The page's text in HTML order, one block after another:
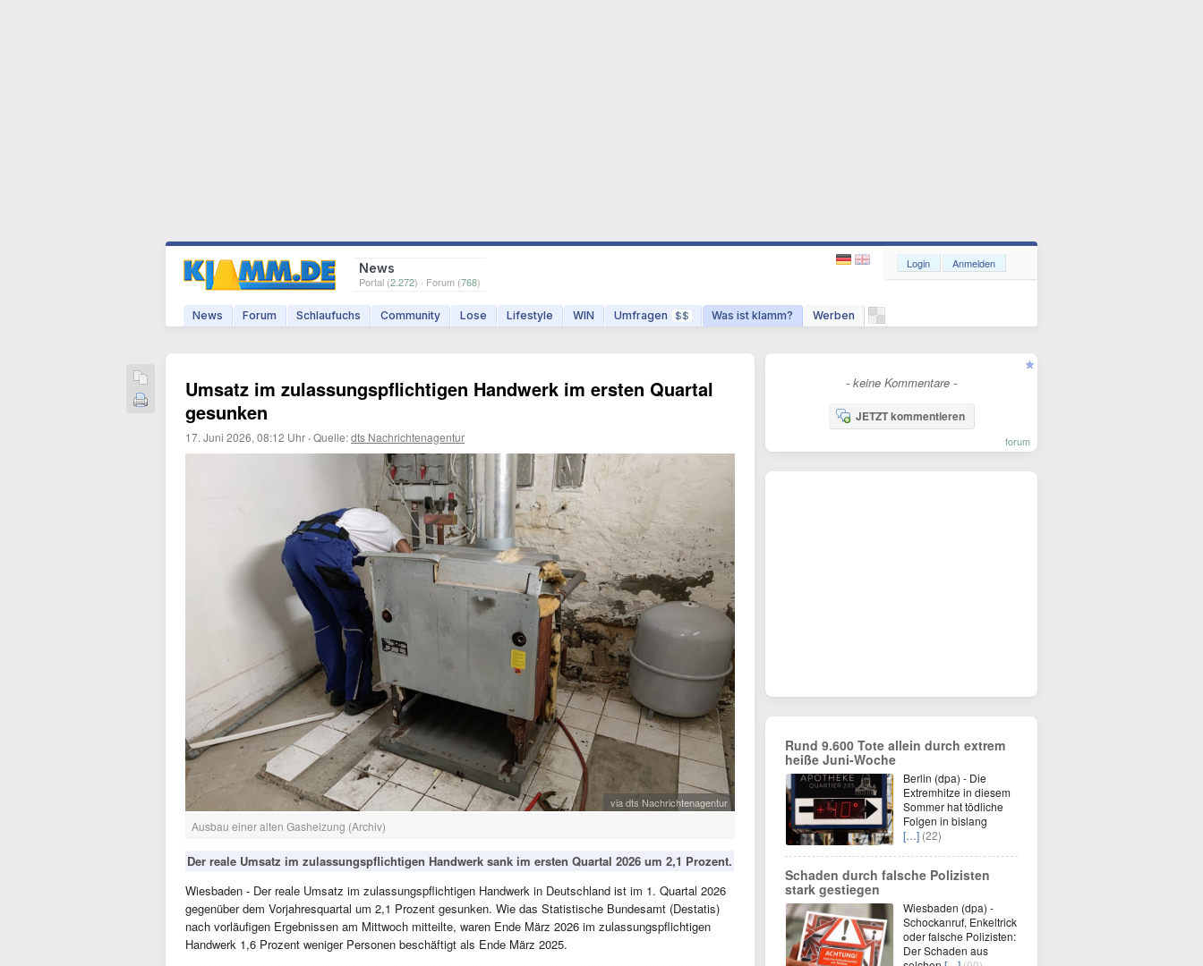
News
Portal (2.272) · Forum (768)
News Forum Schlaufuchs Community Lose Lifestyle WIN Umfragen $$ Was ist klamm? Werben
Login Anmelden
Umsatz im zulassungspflichtigen Handwerk im ersten Quartal
gesunken
17. Juni 2026, 08:12 Uhr ·Quelle:dts Nachrichtenagentur
via dts Nachrichtenagentur
Ausbau einer alten Gasheizung (Archiv)
Der reale Umsatz im zulassungspflichtigen Handwerk sank im ersten Quartal 2026 um 2,1 Prozent.
Wiesbaden - Der reale Umsatz im zulassungspflichtigen Handwerk in Deutschland ist im 1. Quartal 2026
gegenüber dem Vorjahresquartal um 2,1 Prozent gesunken. Wie das Statistische Bundesamt (Destatis)
nach vorläufigen Ergebnissen am Mittwoch mitteilte, waren Ende März 2026 im zulassungspflichtigen
Handwerk 1,6 Prozent weniger Personen beschäftigt als Ende März 2025.
- keine Kommentare -
JETZT kommentieren
forum
Rund 9.600 Tote allein durch extrem
heiße Juni-Woche
Berlin (dpa) - Die
Extremhitze in diesem
Sommer hat tödliche
Folgen in bislang
[…] (22)
Schaden durch falsche Polizisten
stark gestiegen
Wiesbaden (dpa) -
Schockanruf, Enkeltrick
oder falsche Polizisten:
Der Schaden aus